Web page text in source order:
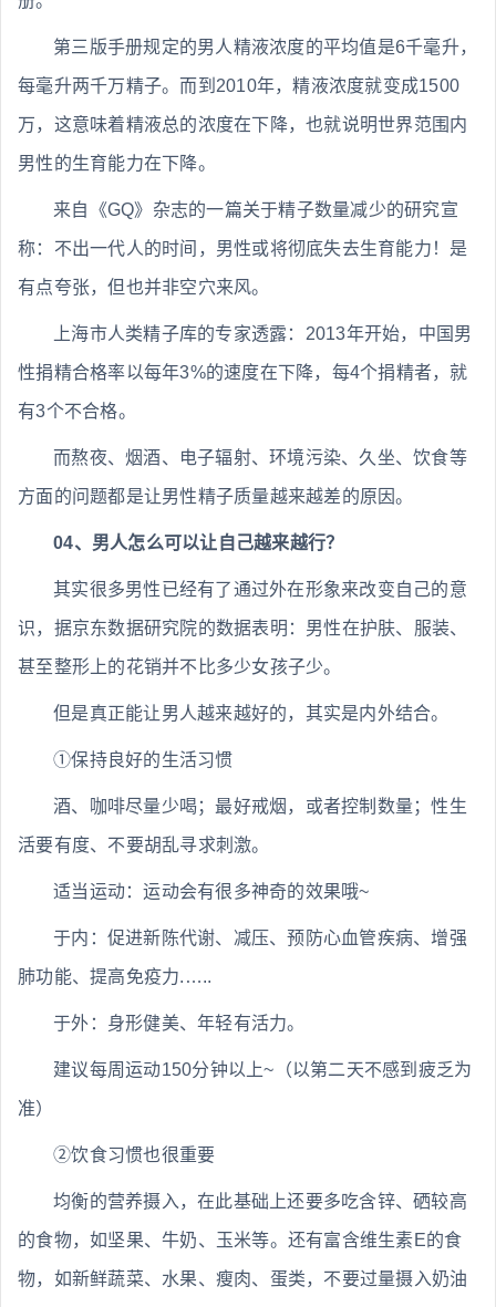
第三版手册规定的男人精液浓度的平均值是6千毫升，
每毫升两千万精子。而到2010年，精液浓度就变成1500
万，这意味着精液总的浓度在下降，也就说明世界范围内
男性的生育能力在下降。
来自《GQ》杂志的一篇关于精子数量减少的研究宣
称：不出一代人的时间，男性或将彻底失去生育能力！是
有点夸张，但也并非空穴来风。
上海市人类精子库的专家透露：2013年开始，中国男
性捐精合格率以每年3%的速度在下降，每4个捐精者，就
有3个不合格。
而熬夜、烟酒、电子辐射、环境污染、久坐、饮食等
方面的问题都是让男性精子质量越来越差的原因。
04、男人怎么可以让自己越来越行？
其实很多男性已经有了通过外在形象来改变自己的意
识，据京东数据研究院的数据表明：男性在护肤、服装、
甚至整形上的花销并不比多少女孩子少。
但是真正能让男人越来越好的，其实是内外结合。
①保持良好的生活习惯
酒、咖啡尽量少喝；最好戒烟，或者控制数量；性生
活要有度、不要胡乱寻求刺激。
适当运动：运动会有很多神奇的效果哦~
于内：促进新陈代谢、减压、预防心血管疾病、增强
肺功能、提高免疫力.…..
于外：身形健美、年轻有活力。
建议每周运动150分钟以上~（以第二天不感到疲乏为
准）
②饮食习惯也很重要
均衡的营养摄入，在此基础上还要多吃含锌、硒较高
的食物，如坚果、牛奶、玉米等。还有富含维生素E的食
物，如新鲜蔬菜、水果、瘦肉、蛋类，不要过量摄入奶油